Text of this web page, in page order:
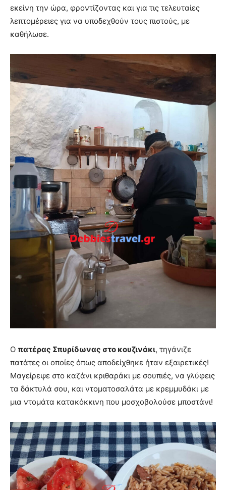
εκείνη την ώρα, φροντίζοντας και για τις τελευταίες
λεπτομέρειες για να υποδεχθούν τους πιστούς, με
καθήλωσε.
Ο πατέρας Σπυρίδωνας στο κουζινάκι, τηγάνιζε
πατάτες οι οποίες όπως αποδείχθηκε ήταν εξαιρετικές!
Μαγείρεψε στο καζάνι κριθαράκι με σουπιές, να γλύφεις
τα δάκτυλά σου, και ντοματοσαλάτα με κρεμμυδάκι με
μια ντομάτα κατακόκκινη που μοσχοβολούσε μποστάνι!